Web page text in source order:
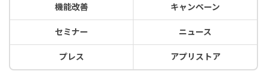
機能改善 キャンペーン
セミナー ニュース
プレス アプリストア